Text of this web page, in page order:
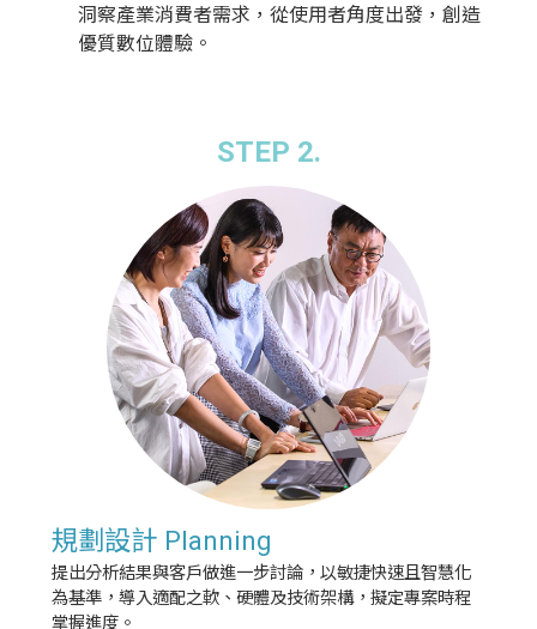
洞察產業消費者需求，從使用者角度出發，創造
優質數位體驗。
STEP 2.
規劃設計 Planning
提出分析結果與客戶做進一步討論，以敏捷快速且智慧化
為基準，導入適配之軟、硬體及技術架構，擬定專案時程
掌握進度。